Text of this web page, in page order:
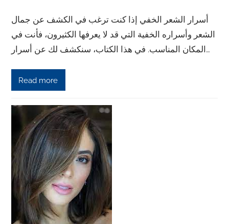
أسرار الشعر الخفي إذا كنت ترغب في الكشف عن جمال
الشعر وأسراره الخفية التي قد لا يعرفها الكثيرون، فأنت في
المكان المناسب. في هذا الكتاب، سنكشف لك عن أسرار…
Read more